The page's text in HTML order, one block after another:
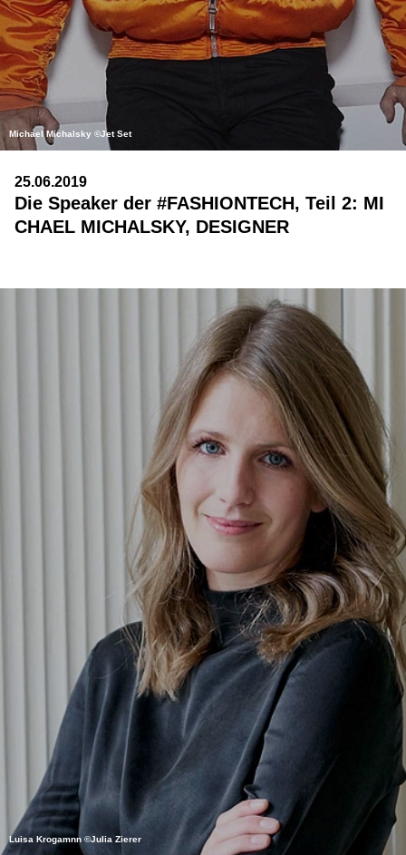
Michael Michalsky ©Jet Set
25.06.2019
Die Speaker der #FASHIONTECH, Teil 2: MI
CHAEL MICHALSKY, DESIGNER
Luisa Krogamnn ©Julia Zierer